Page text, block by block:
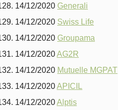
14/12/2020 Generali
14/12/2020 Swiss Life
14/12/2020 Groupama
14/12/2020AG2R
14/12/2020 Mutuelle MGPAT
14/12/2020APICIL
14/12/2020Alptis